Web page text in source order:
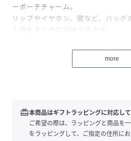
ーポーチチャーム。
リップやイヤホン、鍵など、バッ
小物をまとめて収納できます。
フロントにはさりげなく箔押しロゴ
シンプルなデザインなので、どんな
のも特徴です。
ポーチ単体で小物入れとしてもお使
more
redeem本商品はギフトラッピングに対応して
ご希望の際は、ラッピングと商品を
をラッピングして、ご指定の住所にお